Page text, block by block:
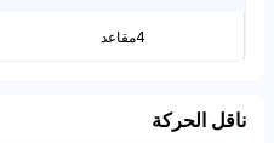
4مقاعد
ناقل الحركة